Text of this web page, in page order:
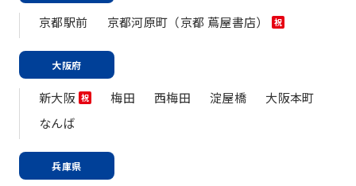
京都駅前 京都河原町（京都 蔦屋書店） 祝
大阪府
新大阪 祝 梅田 西梅田 淀屋橋
大阪本町
なんば
兵庫県